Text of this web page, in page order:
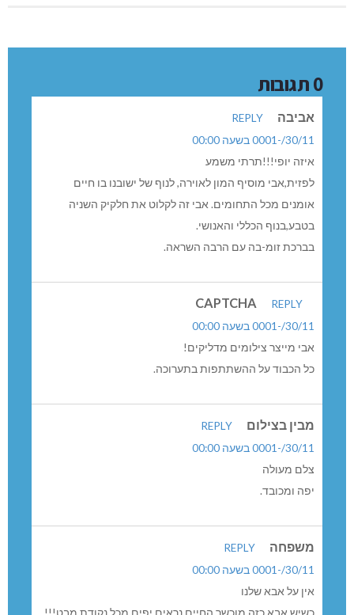
0 תגובות
אביבה
REPLY
30/11/-0001 בשעה 00:00
איזה יופי!!!תרתי משמע
לפזית,אבי מוסיף המון לאוירה, לנוף של ישובנו בו חיים
אומנים מכל התחומים. אבי זה לקלוט את חלקיק השניה
בטבע,בנוף הכללי והאנושי.
בברכת זומ-בה עם הרבה השראה.
CAPTCHA
REPLY
30/11/-0001 בשעה 00:00
אבי מייצר צילומים מדליקים!
כל הכבוד על ההשתתפות בתערוכה.
מבין בצילום
REPLY
30/11/-0001 בשעה 00:00
צלם מעולה
יפה ומכובד.
משפחה
REPLY
30/11/-0001 בשעה 00:00
אין על אבא שלנו
כשיש אבא כזה מוכשר החיים נראים יפים מכל נקודת מבט!!!